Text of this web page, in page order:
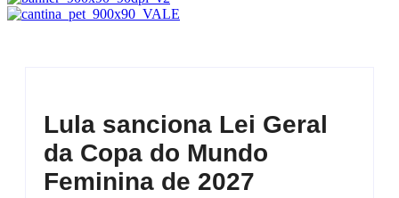
Lula sanciona Lei Geral
da Copa do Mundo
Feminina de 2027